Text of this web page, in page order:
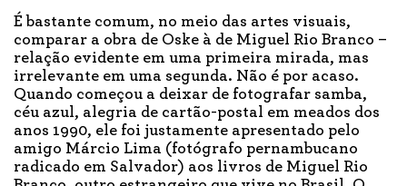
É bastante comum, no meio das artes visuais,
comparar a obra de Oske à de Miguel Rio Branco –
relação evidente em uma primeira mirada, mas
irrelevante em uma segunda. Não é por acaso.
Quando começou a deixar de fotografar samba,
céu azul, alegria de cartão-postal em meados dos
anos 1990, ele foi justamente apresentado pelo
amigo Márcio Lima (fotógrafo pernambucano
radicado em Salvador) aos livros de Miguel Rio